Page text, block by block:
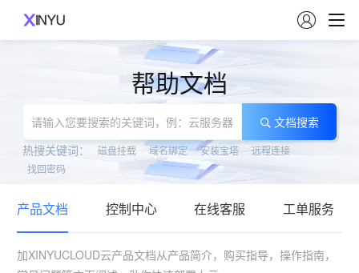

帮助文档
文档搜索
热搜关键词：
磁盘挂载 域名绑定 安装宝塔
远程连接
找回密码
产品文档 控制中心 在线客服 工单服务
加XINYUCLOUD云产品文档从产品简介，购买指导，操作指南，